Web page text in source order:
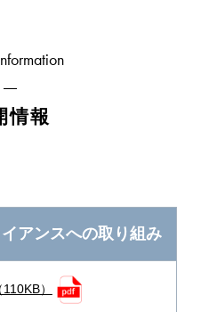
情報
アンスへの取り組み
）